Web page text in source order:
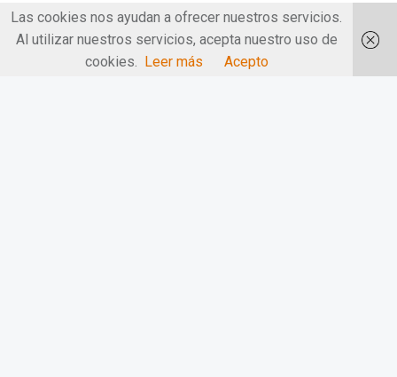
Las cookies nos ayudan a ofrecer nuestros servicios.
Al utilizar nuestros servicios, acepta nuestro uso de
cookies. Leer más Acepto